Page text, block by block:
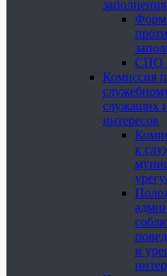
заполнения
СПО
Комиссия
служащих
интересов
к
и